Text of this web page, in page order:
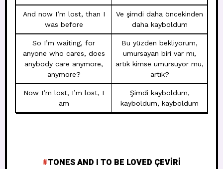
And now I’m lost, than I
was before
Ve şimdi daha öncekinden
daha kayboldum
So I’m waiting, for
anyone who cares, does
anybody care anymore,
anymore?
Bu yüzden bekliyorum,
umursayan biri var mı,
artık kimse umursuyor mu,
artık?
Now I’m lost, I’m lost, I
am
Şimdi kayboldum,
kayboldum, kayboldum
TONES AND I TO BE LOVED ÇEVIRI